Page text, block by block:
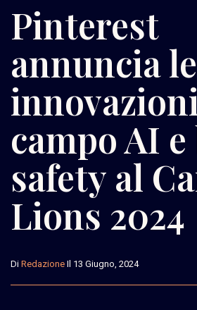
Pinterest
annuncia le
campo AI
safety al
Lions 2024
Di Redazione Il 13 Giugno, 2024